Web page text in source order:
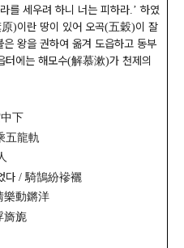
를 세우려 하니 너는 피하라.’하였
)이란 땅이 있어 오곡(五穀)이 잘
은 왕을 권하여 옮겨 도읍하고 동부
터에는 해모수(解慕漱)가 천제의
下
五龍軌
다 / 騎鵠紛襂襹
樂動鏘洋
旖旎